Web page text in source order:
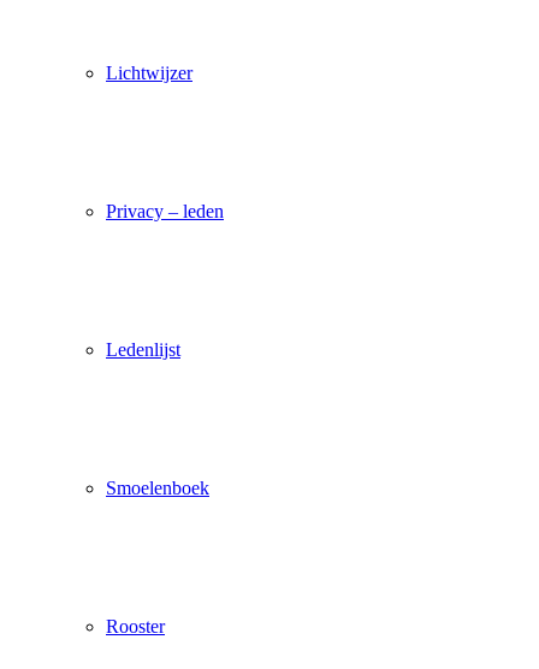
Lichtwijzer
Privacy – leden
Ledenlijst
Smoelenboek
Rooster